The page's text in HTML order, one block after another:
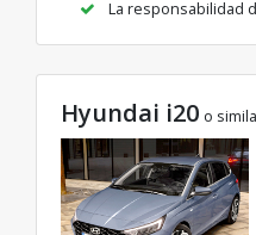
La responsabilidad
Hyundai i20 o